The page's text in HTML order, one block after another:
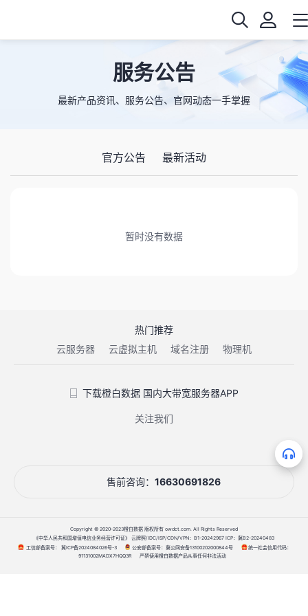
服务公告
最新产品资讯、服务公告、官网动态一手掌握
官方公告 最新活动
暂时没有数据
热门推荐
云服务器
云虚拟主机 域名注册 物理机
下载橙白数据 国内大带宽服务器APP
关注我们
售前咨询： 16630691826
Copyright © 2020-2023橙白数据 版权所有 owdct.com. All Rights Reserved
《中华人民共和国增值电信业务经营许可证》 云牌照/IDC/ISP/CDN/VPN：B1-20242967 ICP：冀B2-20240483
工信部备案号： 冀ICP备2024084026号-3 公安部备案号：冀公网安备13100202000844号
统一社会信用代码：
91131002MADX7HQQ3R
严禁使用橙白数据产品从事任何非法活动